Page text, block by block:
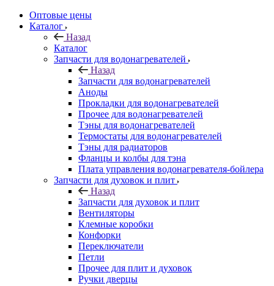
Оптовые цены
Каталог
Назад
Каталог
Запчасти для водонагревателей
Назад
Запчасти для водонагревателей
Аноды
Прокладки для водонагревателей
Прочее для водонагревателей
Тэны для водонагревателей
Термостаты для водонагревателей
Тэны для радиаторов
Фланцы и колбы для тэна
Плата управления водонагревателя-бойлера
Запчасти для духовок и плит
Назад
Запчасти для духовок и плит
Вентиляторы
Клемные коробки
Конфорки
Переключатели
Петли
Прочее для плит и духовок
Ручки дверцы